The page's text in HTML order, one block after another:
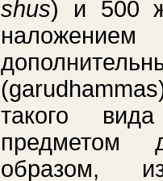
shus) и 500
такого
предметом
образом,